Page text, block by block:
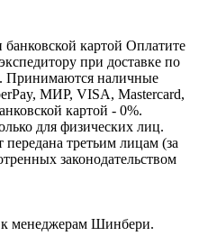
картой Оплатите
при доставке по
Принимаются наличные
МИР, VISA, Mastercard,
картой - 0%.
для физических лиц.
третьим лицам (за
законодательством
к менеджерам Шинбери.